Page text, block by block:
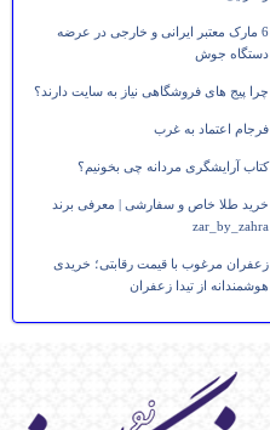
6 مارک معتبر ایرانی و خارجی در عرضه
دستگاه جوش
چرا پیج های فروشگاهی نیاز به سایت دارند؟
فرجام اعتماد به غرب
کتاب آرایشگری مردانه چی بخونیم؟
خرید طلا خاص و سفارشی | معرفی برند
zar_by_zahra
زعفران مرغوب با قیمت رقابتی؛ خریدی
هوشمندانه از تیدا زعفران